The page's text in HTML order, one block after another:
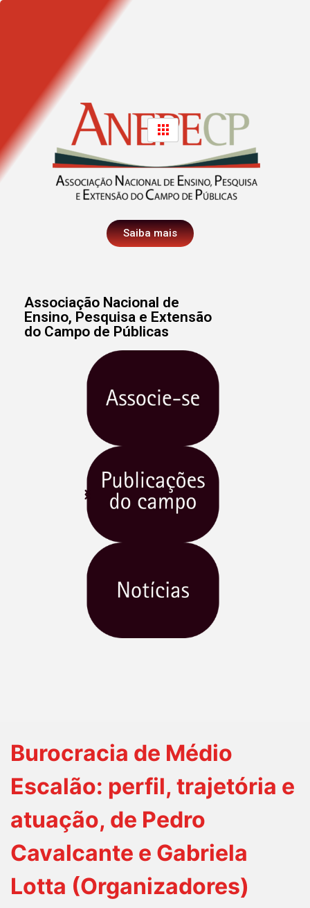
Saiba mais
Associação Nacional de
Ensino, Pesquisa e Extensão
do Campo de Públicas
Burocracia de Médio
Escalão: perfil, trajetória e
atuação, de Pedro
Cavalcante e Gabriela
Lotta (Organizadores)